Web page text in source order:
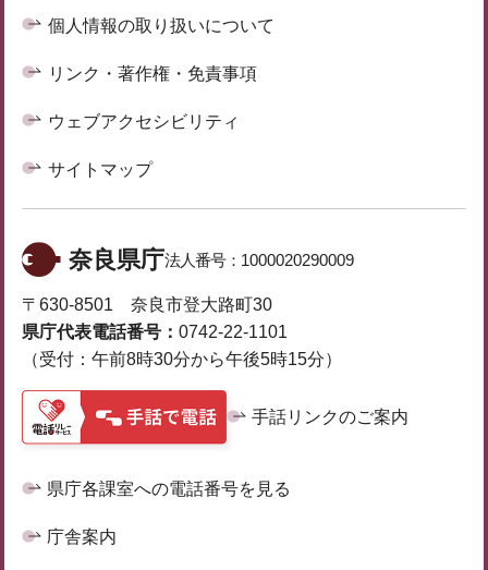
個人情報の取り扱いについて
リンク・著作権・免責事項
ウェブアクセシビリティ
サイトマップ
奈良県庁法人番号： 1000020290009
〒630-8501 奈良市登大路町30
県庁代表電話番号： 0742-22-1101
（受付：午前8時30分から午後5時15分）
手話リンクのご案内
県庁各課室への電話番号を見る
庁舎案内